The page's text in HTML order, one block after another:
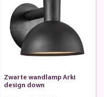
Zwarte wandlamp Arki
design down